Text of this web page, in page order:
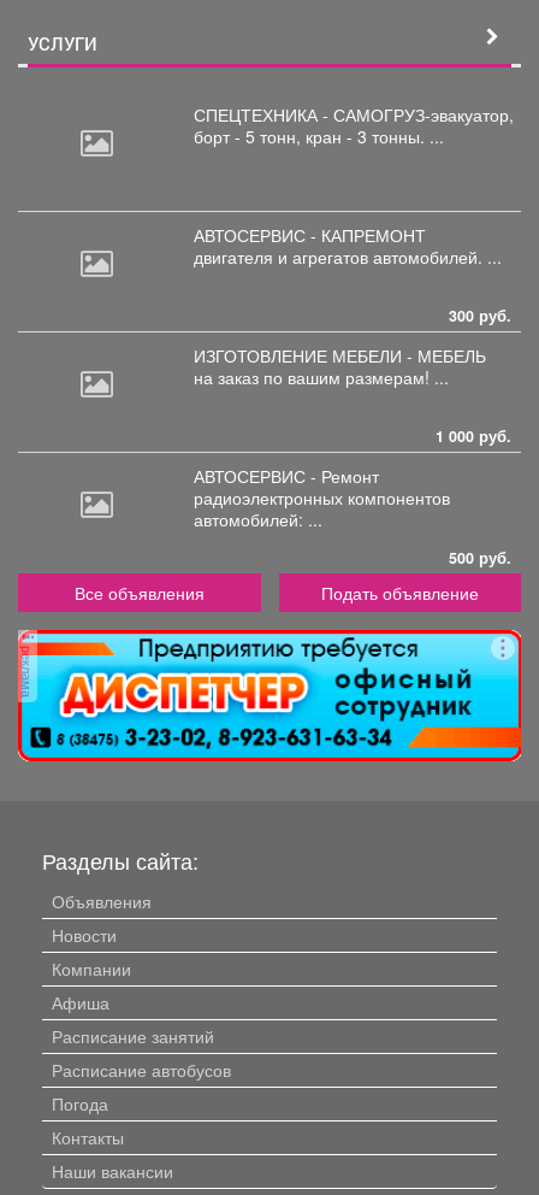
УСЛУГИ
СПЕЦТЕХНИКА - САМОГРУЗ-эвакуатор,
борт - 5 тонн, кран - 3 тонны. ...
АВТОСЕРВИС - КАПРЕМОНТ
двигателя и агрегатов автомобилей. ...
300 руб.
ИЗГОТОВЛЕНИЕ МЕБЕЛИ - МЕБЕЛЬ
на заказ по вашим размерам! ...
1 000 руб.
АВТОСЕРВИС - Ремонт
радиоэлектронных компонентов
автомобилей: ...
500 руб.
Все объявления Подать объявление
реклама
Разделы сайта:
Объявления
Новости
Компании
Афиша
Расписание занятий
Расписание автобусов
Погода
Контакты
Наши вакансии